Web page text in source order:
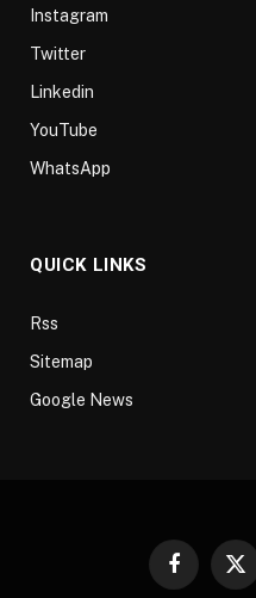
Instagram
Twitter
Linkedin
YouTube
WhatsApp
QUICK LINKS
Rss
Sitemap
Google News
Facebook
X